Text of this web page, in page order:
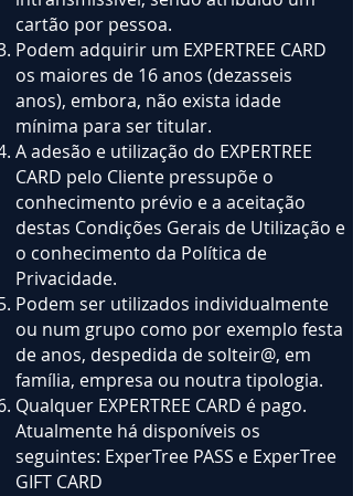
cartão por pessoa.
Podem adquirir um EXPERTREE CARD
os maiores de 16 anos (dezasseis
anos), embora, não exista idade
mínima para ser titular.
A adesão e utilização do EXPERTREE
CARD pelo Cliente pressupõe o
conhecimento prévio e a aceitação
destas Condições Gerais de Utilização e
o conhecimento da Política de
Privacidade.
Podem ser utilizados individualmente
ou num grupo como por exemplo festa
de anos, despedida de solteir@, em
família, empresa ou noutra tipologia.
Qualquer EXPERTREE CARD é pago.
Atualmente há disponíveis os
seguintes: ExperTree PASS e ExperTree
GIFT CARD